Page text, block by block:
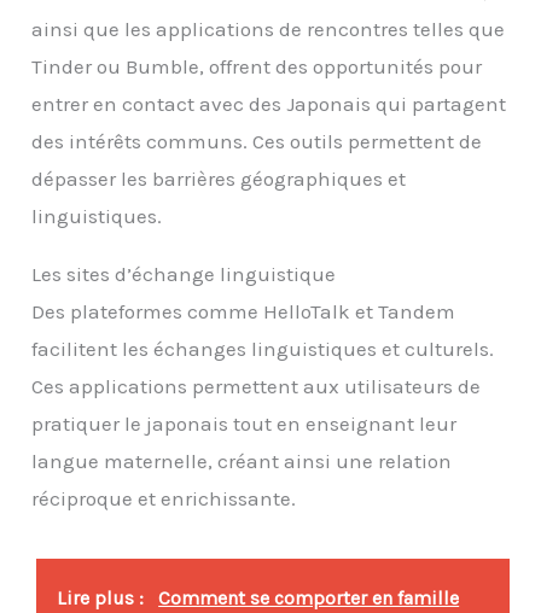
ainsi que les applications de rencontres telles que
Tinder ou Bumble, offrent des opportunités pour
entrer en contact avec des Japonais qui partagent
des intérêts communs. Ces outils permettent de
dépasser les barrières géographiques et
linguistiques.
Les sites d’échange linguistique
Des plateformes comme HelloTalk et Tandem
facilitent les échanges linguistiques et culturels.
Ces applications permettent aux utilisateurs de
pratiquer le japonais tout en enseignant leur
langue maternelle, créant ainsi une relation
réciproque et enrichissante.
Lire plus :
Comment se comporter en famille